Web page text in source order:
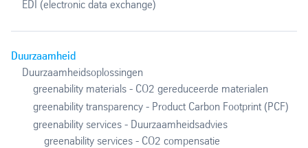
EDI (electronic data exchange)
Duurzaamheid
Duurzaamheidsoplossingen
greenability materials - CO2 gereduceerde materialen
greenability transparency - Product Carbon Footprint (PCF)
greenability services - Duurzaamheidsadvies
greenability services - CO2 compensatie